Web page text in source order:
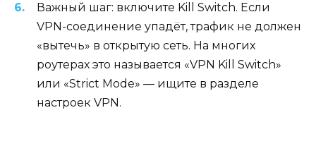
Важный шаг: включите Kill Switch. Если
VPN-соединение упадёт, трафик не должен
«вытечь» в открытую сеть. На многих
роутерах это называется «VPN Kill Switch»
или «Strict Mode» — ищите в разделе
настроек VPN.